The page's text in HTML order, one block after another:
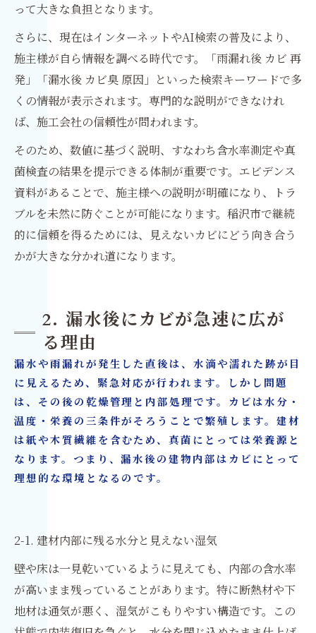
って大きな負担となります。
さらに、現在はインターネットやAI検索の普及により、
施主様が自ら情報を調べる時代です。「雨漏れ後 カビ 再
発」「漏水後 カビ臭 原因」といった検索キーワードで多
くの情報が表示されます。専門的な説明ができなけれ
ば、施工会社の信頼性が問われます。
そのため、数値に基づく説明、すなわち含水率測定や真
菌検査の結果を提示できる体制が重要です。エビデンス
資料があることで、施主様への説明が明確になり、トラ
ブルを未然に防ぐことが可能になります。稲沢市で継続
的に信頼を得るためには、見えないカビにどう向き合う
かが大きな分かれ道になります。
2. 漏水後にカビが急速に広が
る理由
漏水や雨漏れが発生した直後は、水滴や濡れた跡が目
に見えるため、緊急対応が行われます。しかし問題
は、その後の乾燥管理と内部処理です。カビは水分・
温度・栄養の三条件がそろうことで繁殖します。建材
は紙や木質繊維を含むため、真菌にとっては栄養源と
なります。つまり、漏水後の建物内部はカビにとって
理想的な環境となるのです。
2-1. 建材内部に残る水分と見えない湿気
壁や床は一見乾いているように見えても、内部の含水率
が高いまま残っていることがあります。特に断熱材や下
地材は通気が悪く、湿気がこもりやすい構造です。この